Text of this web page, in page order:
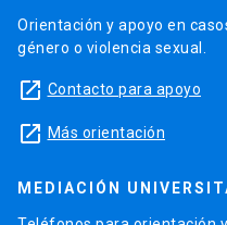
Orientación y apoyo en
género o violencia sexual.
launch Contacto para apoyo
launch Más orientación
MEDIACIÓN